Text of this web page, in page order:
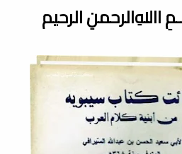
اﷲِالرحمنِ الرحيم